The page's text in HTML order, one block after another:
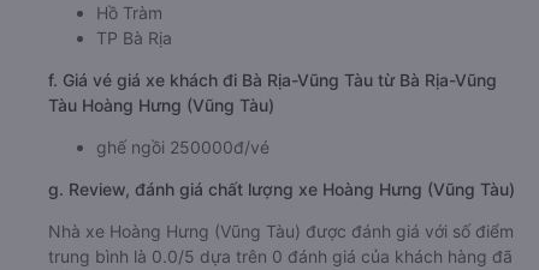
Hồ Tràm
TP Bà Rịa
f. Giá vé giá xe khách đi Bà Rịa-Vũng Tàu từ Bà Rịa-Vũng
Tàu Hoàng Hưng (Vũng Tàu)
ghế ngồi 250000đ/vé
g. Review, đánh giá chất lượng xe Hoàng Hưng (Vũng Tàu)
Nhà xe Hoàng Hưng (Vũng Tàu) được đánh giá với số điểm
trung bình là 0.0/5 dựa trên 0 đánh giá của khách hàng đã